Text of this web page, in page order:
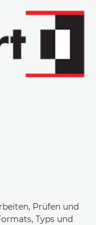
Prüfen und
Typs und